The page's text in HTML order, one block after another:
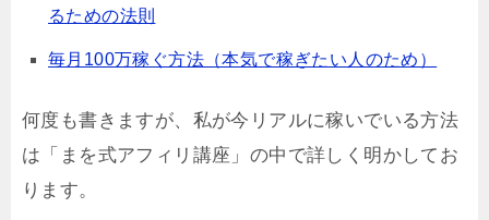
るための法則
毎月100万稼ぐ方法（本気で稼ぎたい人のため）
何度も書きますが、私が今リアルに稼いでいる方法
は「まを式アフィリ講座」の中で詳しく明かしてお
ります。